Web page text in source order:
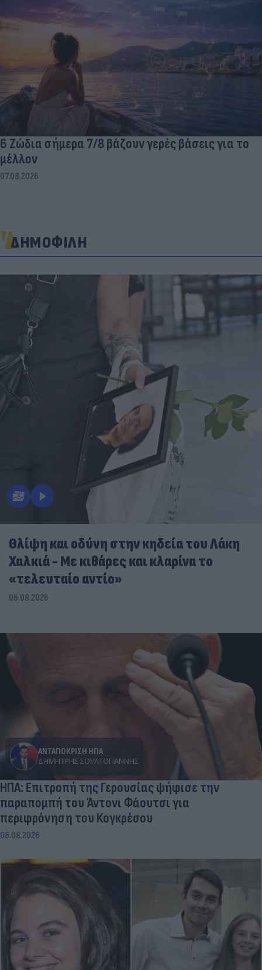
6 Ζώδια σήμερα 7/8 βάζουν γερές βάσεις για το
μέλλον
07.08.2026
ΔΗΜΟΦΙΛΗ
Θλίψη και οδύνη στην κηδεία του Λάκη
Χαλκιά - Με κιθάρες και κλαρίνα το
«τελευταίο αντίο»
06.08.2026
ΑΝΤΑΠΟΚΡΙΣΗ ΗΠΑ
ΔΗΜΉΤΡΗΣ ΣΟΥΛΤΟΓΙΆΝΝΗΣ
ΗΠΑ: Επιτροπή της Γερουσίας ψήφισε την
παραπομπή του Άντονι Φάουτσι για
περιφρόνηση του Κογκρέσου
06.08.2026